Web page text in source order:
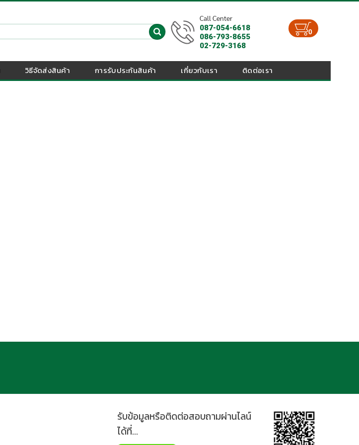
Call Center
087-054-6618
086-793-8655
02-729-3168
0
วิธีจัดส่งสินค้า การรับประกันสินค้า เกี่ยวกับเรา ติดต่อเรา
รับข้อมูลหรือติดต่อสอบถามผ่านไลน์
ได้ที่...